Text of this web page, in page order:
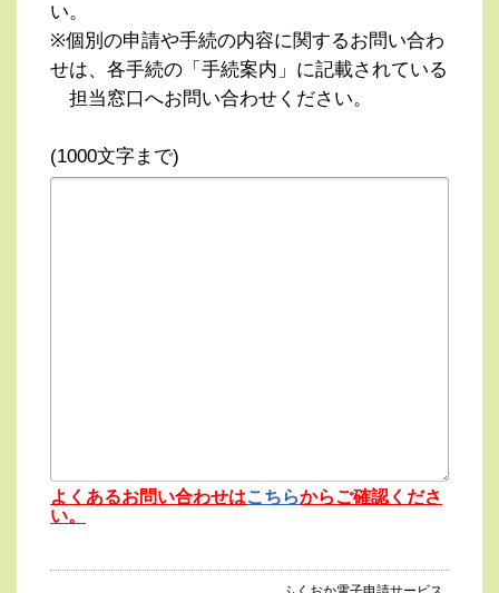
い。
※個別の申請や手続の内容に関するお問い合わ
せは、各手続の「手続案内」に記載されている
担当窓口へお問い合わせください。
(1000文字まで)
よくあるお問い合わせはこちらからご確認くださ
い。